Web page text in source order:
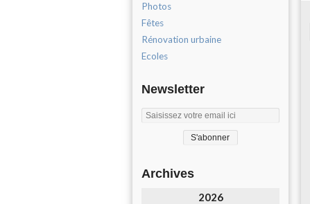
Photos
Fêtes
Rénovation urbaine
Ecoles
Newsletter
Archives
2026